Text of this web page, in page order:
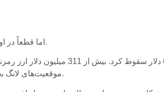
اما قطعاً در اولین روز «آپتوبر» توپ در زمین گاو نر نیست.
موقعیت‌های لانگ بخش عمده این حذف جدید را تشکیل می‌دهند.